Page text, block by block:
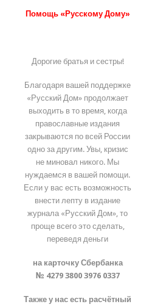
Помощь «Русскому Дому»
Дорогие братья и сестры!
Благодаря вашей поддержке
«Русский Дом» продолжает
выходить в то время, когда
православные издания
закрываются по всей России
одно за другим. Увы, кризис
не миновал никого. Мы
нуждаемся в вашей помощи.
Если у вас есть возможность
внести лепту в издание
журнала «Русский Дом», то
проще всего это сделать,
переведя деньги
на карточку Сбербанка
№ 4279 3800 3976 0337
Также у нас есть расчётный